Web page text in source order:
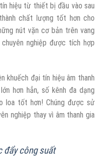
hiệu từ thiết bị đầu vào sau
chất lượng tốt hơn cho
nút vặn cơ bản trên vang
nghiệp được tích hợp
khuếch đại tín hiệu âm thanh
hơn hẳn, số kênh đa dạng
loa tốt hơn! Chúng được sử
nghiệp thay vì âm thanh gia
đẩy công suất